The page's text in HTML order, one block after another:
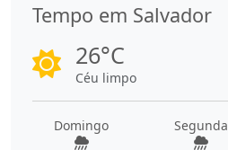
Tempo em Salvador
26°C
Céu limpo
Domingo Segunda